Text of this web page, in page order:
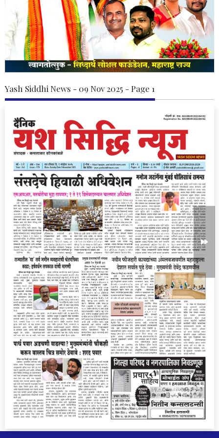
Yash Siddhi News - 09 Nov 2025 - Page 1